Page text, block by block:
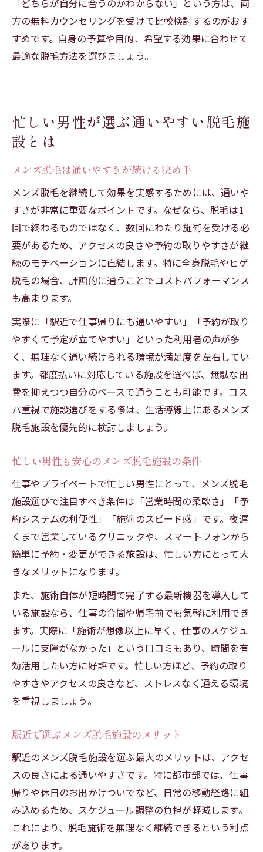
「どちらが自分に合うのかわからない」という方は、両
方の無料カウンセリングを受けて比較検討するのがおす
すめです。自身の予算や目的、希望する効果に合わせて
最適な脱毛方法を選びましょう。
忙しい男性が選ぶ通いやすい脱毛施
設とは
メンズ脱毛は通いやすさが続ける決め手
メンズ脱毛を継続して効果を実感するためには、通いや
すさが非常に重要なポイントです。なぜなら、脱毛は1
回で終わるものではなく、数回にわたり施術を受ける必
要があるため、アクセスの良さや予約の取りやすさが継
続のモチベーションに直結します。特に全身脱毛やヒゲ
脱毛の場合、計画的に通うことでコストパフォーマンス
も高まります。
実際に「駅近で仕事帰りにも通いやすい」「予約が取り
やすくて予定が立てやすい」といった利用者の声が多
く、無理なく通い続けられる環境が満足度を左右してい
ます。都度払いに対応している施設を選べば、無駄な出
費を抑えつつ自分のペースで通うことも可能です。コス
パ重視で施設選びをする際は、生活導線上にあるメンズ
脱毛施設を優先的に検討しましょう。
忙しい男性も安心のメンズ脱毛施設の条件
仕事やプライベートで忙しい男性にとって、メンズ脱毛
施設選びで注目すべき条件は「営業時間の柔軟さ」「予
約システムの利便性」「施術のスピード感」です。夜遅
くまで営業しているクリニックや、スマートフォンから
簡単に予約・変更ができる施設は、忙しい方にとって大
きなメリットになります。
また、施術自体が短時間で完了する最新機器を導入して
いる施設なら、仕事の合間や帰宅前でも気軽に利用でき
ます。実際に「施術が想像以上に早く、仕事のスケジュ
ールに支障がなかった」という口コミもあり、時間を有
効活用したい方に好評です。忙しい方ほど、予約の取り
やすさやアクセスの良さなど、ストレスなく通える環境
を重視しましょう。
駅近で選ぶメンズ脱毛施設のメリット
駅近のメンズ脱毛施設を選ぶ最大のメリットは、アクセ
スの良さによる通いやすさです。特に都市部では、仕事
帰りや休日のお出かけついでなど、日常の移動経路に組
み込めるため、スケジュール調整の負担が軽減します。
これにより、脱毛施術を無理なく継続できるという利点
があります。